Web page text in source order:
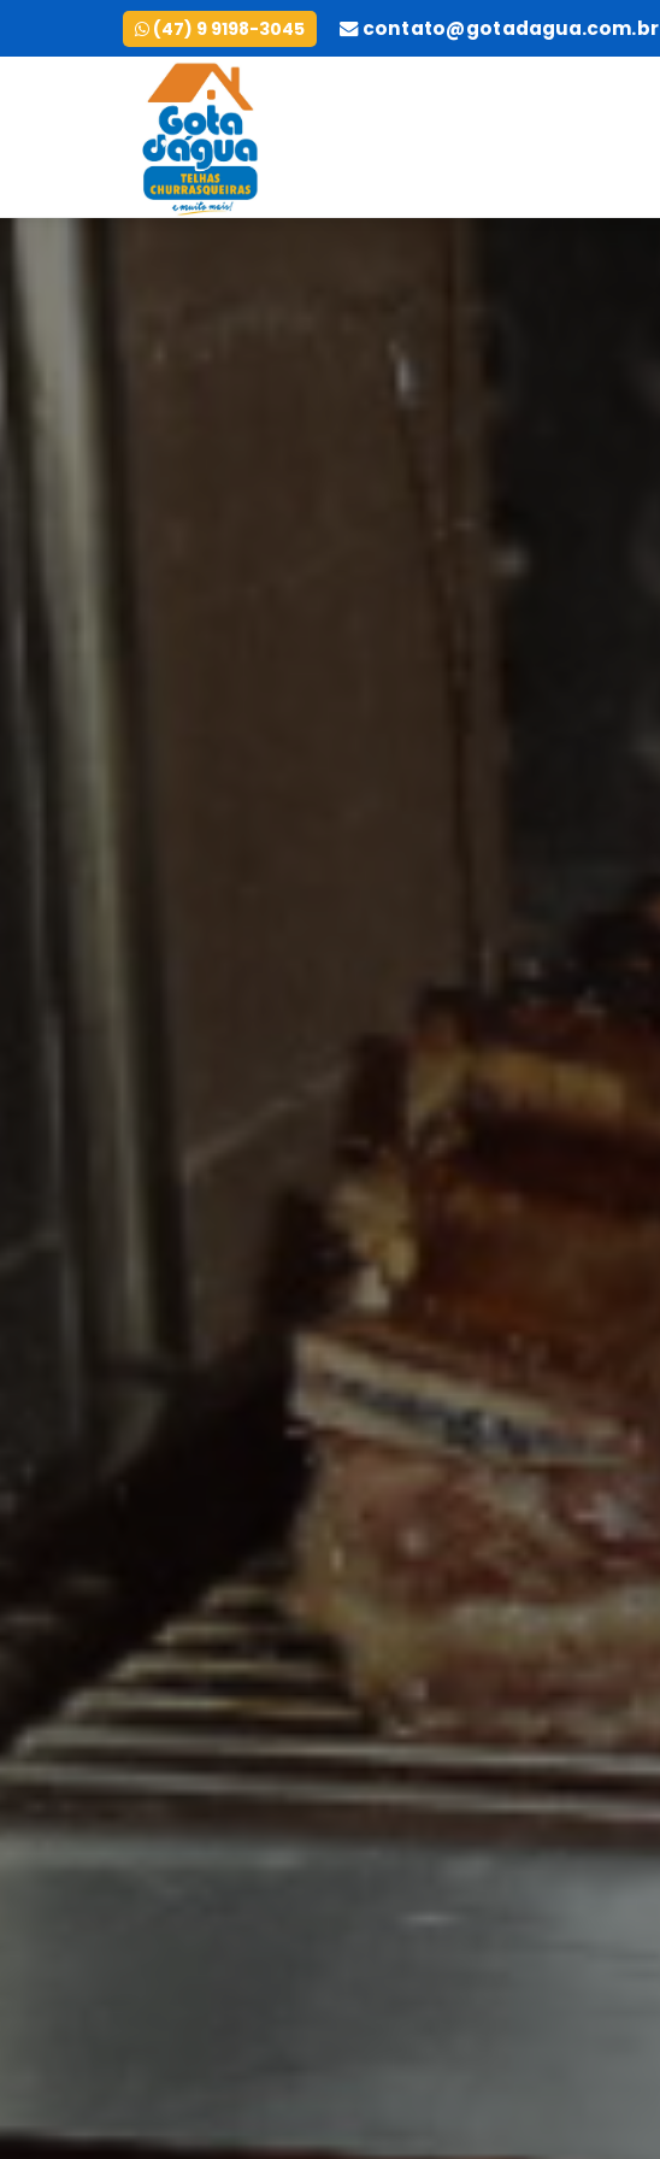
(47) 9 9198-3045 contato@gotadagua.com.br